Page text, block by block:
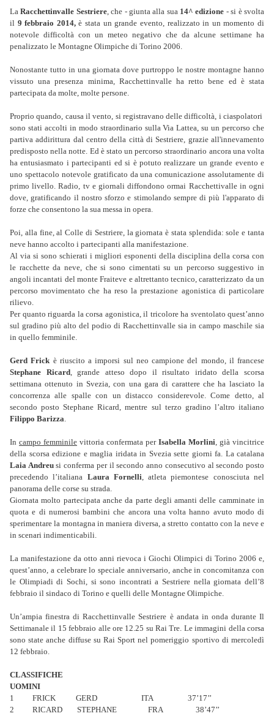
LaRacchettinvalle Sestriere, che - giunta alla sua 14^ edizione - si è svolta
il 9 febbraio 2014,è stata un grande evento, realizzato in un momento di
notevole difficoltà con un meteo negativo che da alcune settimane ha
penalizzato le Montagne Olimpiche di Torino 2006.
Nonostante tutto in una giornata dove purtroppo le nostre montagne hanno
vissuto una presenza minima, Racchettinvalle ha retto bene ed è stata
partecipata da molte, molte persone.
Proprio quando, causa il vento, si registravano delle difficoltà, i ciaspolatori
sono stati accolti in modo straordinario sulla Via Lattea, su un percorso che
partiva addirittura dal centro della città di Sestriere, grazie all'innevamento
predisposto nella notte. Ed è stato unpercorso straordinario ancora una volta
ha entusiasmato i partecipanti ed si è potuto realizzare un grande evento e
uno spettacolo notevole gratificato da una comunicazione assolutamente di
primo livello. Radio, tv e giornali diffondono ormai Racchettivalle in ogni
dove, gratificando il nostro sforzo e stimolando sempre di più l'apparato di
forze che consentono la sua messa in opera.
Poi, alla fine, al Colle di Sestriere, la giornata è stata splendida: sole e tanta
neve hanno accolto i partecipanti alla manifestazione.
Al via si sono schierati i migliori esponenti della disciplina della corsa con
le racchette da neve, che si sono cimentati su un percorso suggestivo in
angoli incantati del monte Fraiteve e altrettanto tecnico, caratterizzato da un
percorso movimentato che ha reso la prestazione agonistica di particolare
rilievo.
Per quanto riguarda la corsa agonistica, il tricolore ha sventolato quest’anno
sul gradino più alto del podio di Racchettinvalle sia in campo maschile sia
in quello femminile.
Gerd Frick è riuscito a imporsi sul neo campione del mondo, il francese
Stephane Ricard, grande atteso dopo il risultato iridato della scorsa
settimana ottenuto in Svezia, con una gara di carattere che ha lasciato la
concorrenza alle spalle con un distacco considerevole. Come detto, al
secondo posto Stephane Ricard, mentre sul terzo gradino l’altro italiano
Filippo Barizza.
In campo femminile vittoria confermata per Isabella Morlini, già vincitrice
della scorsa edizione e maglia iridata in Svezia sette giorni fa. La catalana
Laia Andreusi conferma per il secondo anno consecutivo al secondo posto
precedendo l’italiana Laura Fornelli, atleta piemontese conosciuta nel
panorama delle corse su strada.
Giornata molto partecipata anche da parte degli amanti delle camminate in
quota e di numerosi bambini che ancora una volta hanno avuto modo di
sperimentare la montagna in maniera diversa, a stretto contatto con la neve e
in scenari indimenticabili.
La manifestazione da otto anni rievoca i Giochi Olimpici di Torino 2006 e,
quest’anno, a celebrare lo speciale anniversario, anche in concomitanza con
le Olimpiadi di Sochi, si sono incontrati a Sestriere nella giornata dell’8
febbraio il sindaco di Torino e quelli delle Montagne Olimpiche.
Un’ampia finestra di Racchettinvalle Sestriere è andata in onda durante Il
Settimanale il 15 febbraio alle ore 12.25 su Rai Tre. Le immagini della corsa
sono state anche diffuse su Rai Sport nel pomeriggio sportivo di mercoledì
12 febbraio.
CLASSIFICHE
UOMINI
1 FRICK GERD ITA 37’17’’
2 RICARD STEPHANE FRA 38’47’’